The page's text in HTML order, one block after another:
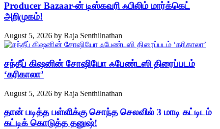
Producer Bazaar-ன் டிஸ்கவரி ஃபிலிம் மார்க்கெட்
அறிமுகம்!
August 5, 2026 by Raja Senthilnathan
சந்தீப் கிஷனின் சோஷியோ ஃபேண்டஸி திரைப்படம்
‘கரிகாலா’
August 5, 2026 by Raja Senthilnathan
தான் படித்த பள்ளிக்கு சொந்த செலவில் 3 மாடி கட்டிடம்
கட்டிக் கொடுத்த தனுஷ்!